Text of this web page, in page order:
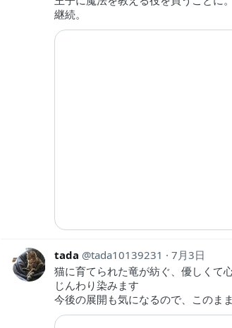
継続。
tada tada10139231
7月3日
猫に育てられた竜が紡ぐ、優しくて
じんわり染みます
今後の展開も気になるので、このま